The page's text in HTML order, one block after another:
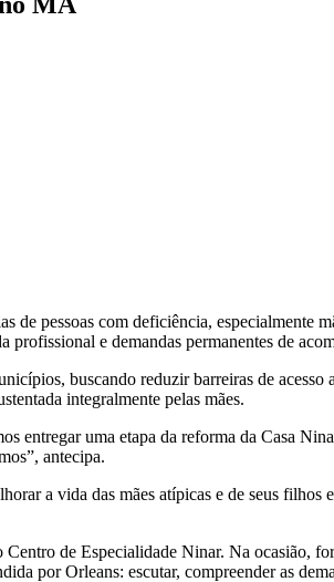
pessoas com deficiência, especialmente
e demandas permanentes de
buscando reduzir barreiras de acesso
integralmente pelas mães.
entregar uma etapa da reforma da Casa
antecipa.
a vida das mães atípicas e de seus filhos
de Especialidade Ninar. Na ocasião,
por Orleans: escutar, compreender as